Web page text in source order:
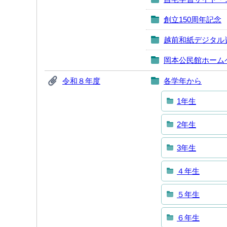
創立150周年記念
越前和紙デジタル
岡本公民館ホーム
令和８年度 各学年から
1年生
2年生
3年生
４年生
５年生
６年生